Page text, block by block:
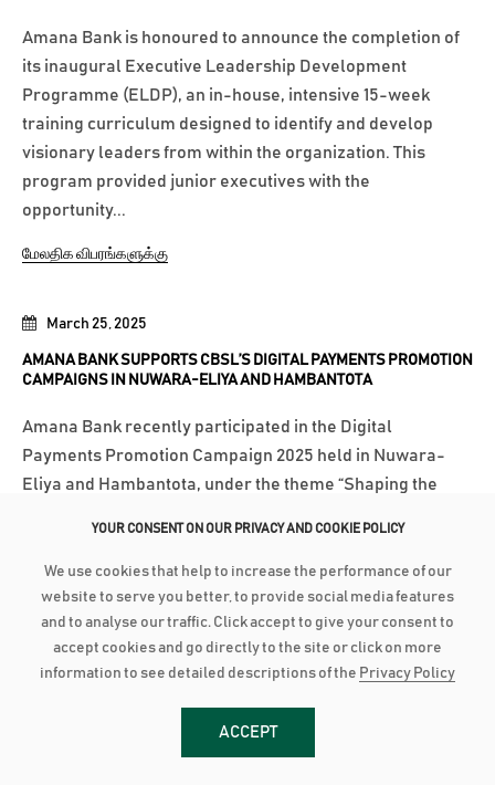
March 25, 2025
AMANA BANK SUPPORTS CBSL’S DIGITAL PAYMENTS PROMOTION
CAMPAIGNS IN NUWARA-ELIYA AND HAMBANTOTA
Amana Bank recently participated in the Digital
Payments Promotion Campaign 2025 held in Nuwara-
Eliya and Hambantota, under the theme “Shaping the
respective District Secretariats,...
மேலதிக விபரங்களுக்கு
Amana Bank is honoured to announce the completion of
its inaugural Executive Leadership Development
Programme (ELDP), an in-house, intensive 15-week
training curriculum designed to identify and develop
visionary leaders from within the organization. This
program provided junior executives with the
opportunity...
மேலதிக விபரங்களுக்கு
YOUR CONSENT ON OUR PRIVACY AND COOKIE POLICY
We use cookies that help to increase the performance of our
website to serve you better, to provide social media features
and to analyse our traffic. Click accept to give your consent to
accept cookies and go directly to the site or click on more
information to see detailed descriptions of the Privacy Policy
ACCEPT